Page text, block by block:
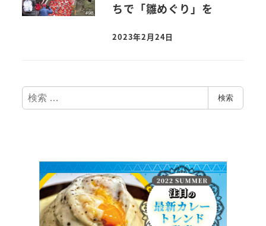
ちで「雛めぐり」を
2023年2月24日
検
索
検索